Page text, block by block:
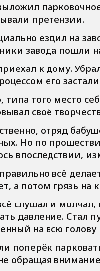
претензии.
ездил на
завода пошли
к дому.
его
типа того место
своё
отряд
Но по
впоследствии,
всё
а потом грязь на
слушал и
давление. Стал
на всю
поперёк
обращая